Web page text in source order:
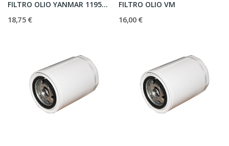
FILTRO OLIO YANMAR 119593-35100
18,75 €
FILTRO OLIO VM
16,00 €